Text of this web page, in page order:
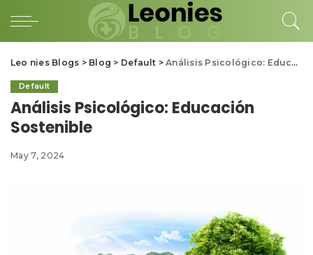
Leo nies Blogs > Blog > Default >Análisis Psicológico: Educación Sostenible
Default
Análisis Psicológico: Educación
Sostenible
May 7, 2024